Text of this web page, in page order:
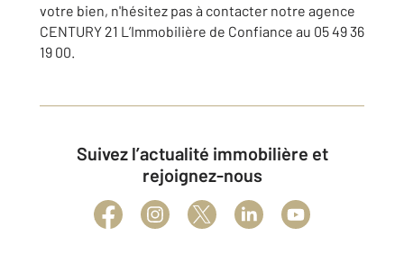
votre bien, n'hésitez pas à contacter notre agence
CENTURY 21 L’Immobilière de Confiance au 05 49 36
19 00.
Suivez l’actualité immobilière et
rejoignez-nous